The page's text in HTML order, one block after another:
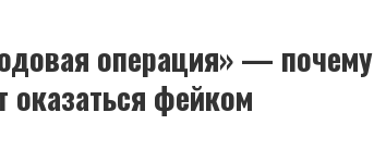
операция» — почему
оказаться фейком